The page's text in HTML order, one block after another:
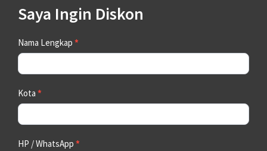
Saya Ingin Diskon
Contact
Us
Nama Lengkap *
Kota *
HP / WhatsApp *